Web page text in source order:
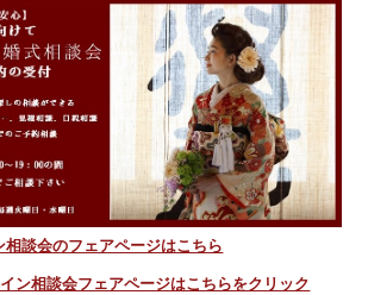
相談会のフェアページはこちら
イン相談会フェアページはこちらをクリック